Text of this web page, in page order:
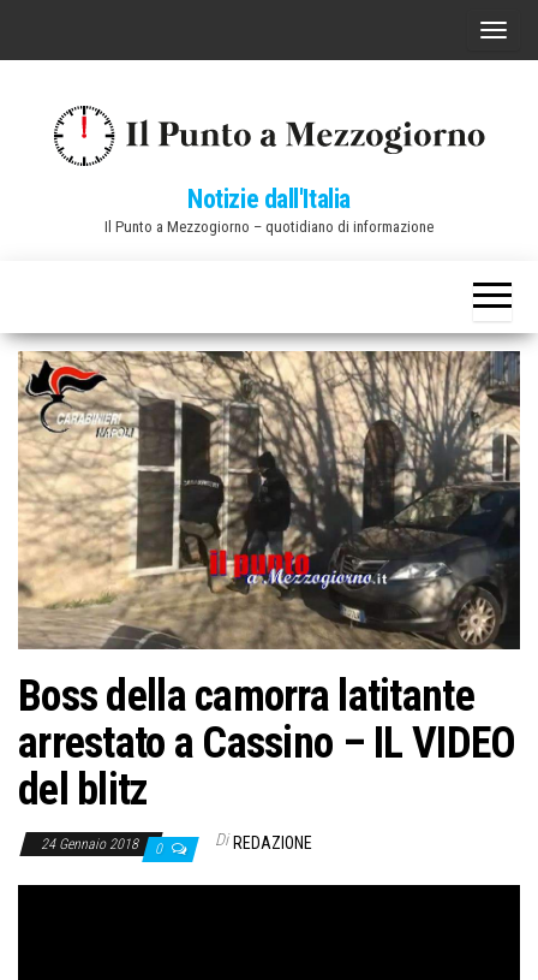
C
a
v
i
g
a
z
n
e
Notizie dall'Italia
Il Punto a Mezzogiorno – quotidiano di informazione
Boss della camorra latitante
arrestato a Cassino – IL VIDEO
del blitz
24 Gennaio 2018 0 Di REDAZIONE